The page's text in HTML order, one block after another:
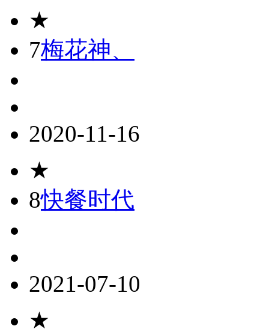
★
7梅花神、
2020-11-16
★
8快餐时代
2021-07-10
★